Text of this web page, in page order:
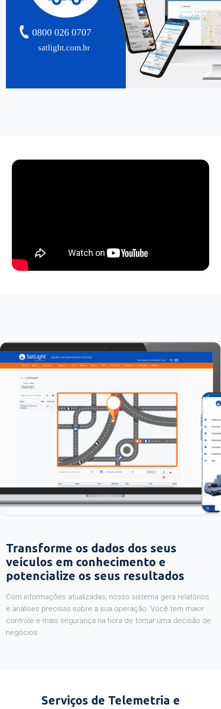
satlight.com.br
0800 026 0707
Transforme os dados dos seus
veículos em conhecimento e
potencialize os seus resultados
Com informações atualizadas, nosso sistema gera relatórios
e análises precisas sobre a sua operação. Você tem maior
controle e mais segurança na hora de tomar uma decisão de
negócios.
Serviços de Telemetria e